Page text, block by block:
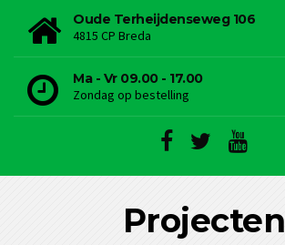
Oude Terheijdenseweg 106
4815 CP Breda
Ma - Vr 09.00 - 17.00
Zondag op bestelling
Projecten